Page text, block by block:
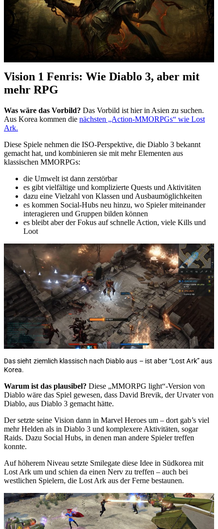
Vision 1 Fenris: Wie Diablo 3, aber mit
mehr RPG
Was wäre das Vorbild? Das Vorbild ist hier in Asien zu suchen.
Aus Korea kommen die nächsten „Action-MMORPGs“ wie Lost
Ark.
Diese Spiele nehmen die ISO-Perspektive, die Diablo 3 bekannt
gemacht hat, und kombinieren sie mit mehr Elementen aus
klassischen MMORPGs:
die Umwelt ist dann zerstörbar
es gibt vielfältige und komplizierte Quests und Aktivitäten
dazu eine Vielzahl von Klassen und Ausbaumöglichkeiten
es kommen Social-Hubs neu hinzu, wo Spieler miteinander
interagieren und Gruppen bilden können
es bleibt aber der Fokus auf schnelle Action, viele Kills und
Loot
Das sieht ziemlich klassisch nach Diablo aus – ist aber “Lost Ark” aus
Korea.
Warum ist das plausibel? Diese „MMORPG light“-Version von
Diablo wäre das Spiel gewesen, dass David Brevik, der Urvater von
Diablo, aus Diablo 3 gemacht hätte.
Der setzte seine Vision dann in Marvel Heroes um – dort gab’s viel
mehr Helden als in Diablo 3 und komplexere Aktivitäten, sogar
Raids. Dazu Social Hubs, in denen man andere Spieler treffen
konnte.
Auf höherem Niveau setzte Smilegate diese Idee in Südkorea mit
Lost Ark um und schien da einen Nerv zu treffen – auch bei
westlichen Spielern, die Lost Ark aus der Ferne bestaunen.